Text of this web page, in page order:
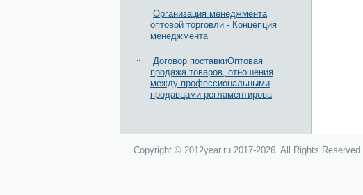
Организация менеджмента
оптовой торговли - Концепция
менеджмента
Договор поставкиОптовая
продажа товаров, отношения
между профессиональными
продавцами регламентирова
Copyright © 2012year.ru 2017-2026. All Rights Reserved.